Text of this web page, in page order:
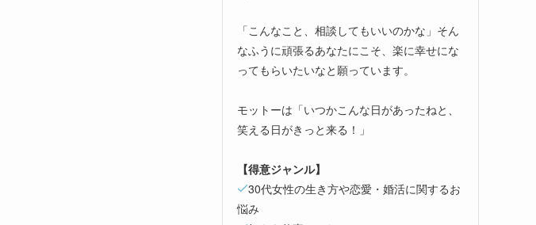
「こんなこと、相談してもいいのかな」そん
なふうに頑張るあなたにこそ、楽に幸せにな
ってもらいたいなと願っています。
モットーは「いつかこんな日があったねと、
笑える日がきっと来る！」
【得意ジャンル】
30代女性の生き方や恋愛・婚活に関するお
悩み